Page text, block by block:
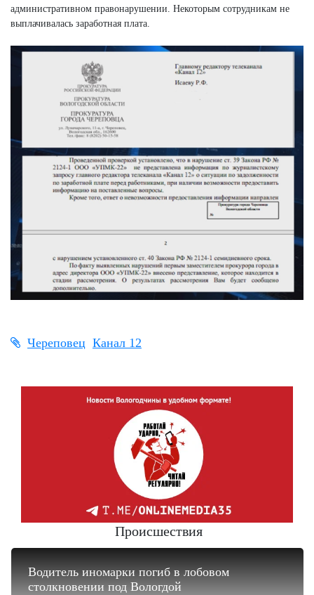
административном правонарушении. Некоторым сотрудникам не
выплачивалась заработная плата.
Череповец Канал 12
Происшествия
Водитель иномарки погиб в лобовом
столкновении под Вологдой